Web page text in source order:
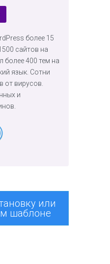
более 15
сайтов на
более 400 тем на
язык. Сотни
от вирусов.
и
или
шаблоне